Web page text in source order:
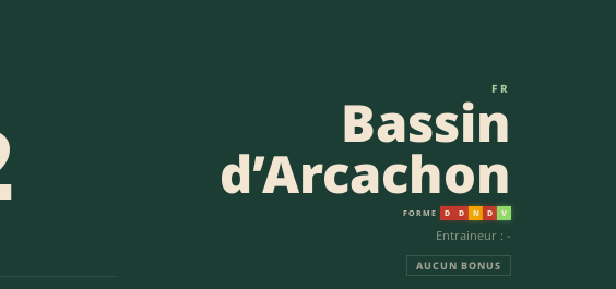
(35-12) | Nationale 2
FR
Bassin
d’Arcachon
FORME D D N D V
Entraineur : -
AUCUN BONUS